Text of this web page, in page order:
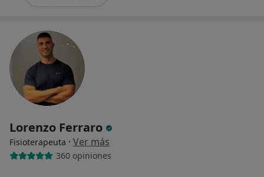
Lorenzo Ferraro
Fisioterapeuta · Ver más
360 opiniones